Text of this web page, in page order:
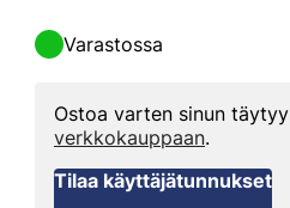
Varastossa
Ostoa varten sinun täytyy
verkkokauppaan.
Tilaa käyttäjätunnukset